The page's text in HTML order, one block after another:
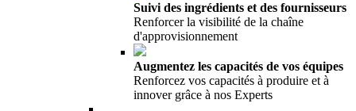
Suivi des ingrédients et des fournisseurs
Renforcer la visibilité de la chaîne
d'approvisionnement
Augmentez les capacités de vos équipes
Renforcez vos capacités à produire et à
innover grâce à nos Experts